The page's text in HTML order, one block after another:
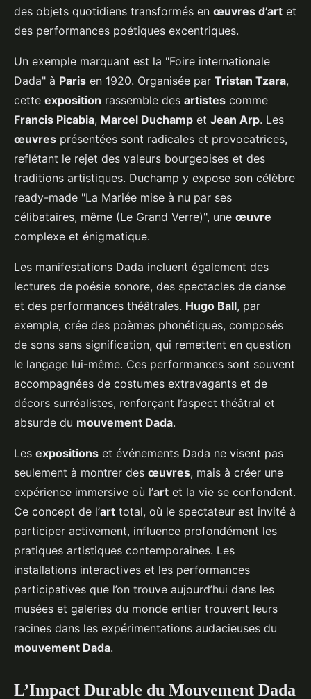
des objets quotidiens transformés en œuvres d’art et
des performances poétiques excentriques.
Un exemple marquant est la "Foire internationale
Dada" à Paris en 1920. Organisée par Tristan Tzara,
cette exposition rassemble des artistes comme
Francis Picabia, Marcel Duchamp et Jean Arp. Les
œuvres présentées sont radicales et provocatrices,
reflétant le rejet des valeurs bourgeoises et des
traditions artistiques. Duchamp y expose son célèbre
ready-made "La Mariée mise à nu par ses
célibataires, même (Le Grand Verre)", une œuvre
complexe et énigmatique.
Les manifestations Dada incluent également des
lectures de poésie sonore, des spectacles de danse
et des performances théâtrales. Hugo Ball, par
exemple, crée des poèmes phonétiques, composés
de sons sans signification, qui remettent en question
le langage lui-même. Ces performances sont souvent
accompagnées de costumes extravagants et de
décors surréalistes, renforçant l’aspect théâtral et
absurde du mouvement Dada.
Les expositions et événements Dada ne visent pas
seulement à montrer des œuvres, mais à créer une
expérience immersive où l’art et la vie se confondent.
Ce concept de l’art total, où le spectateur est invité à
participer activement, influence profondément les
pratiques artistiques contemporaines. Les
installations interactives et les performances
participatives que l’on trouve aujourd’hui dans les
musées et galeries du monde entier trouvent leurs
racines dans les expérimentations audacieuses du
mouvement Dada.
L’Impact Durable du Mouvement Dada